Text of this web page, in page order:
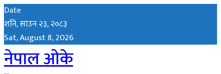
Date
शनि, साउन २३, २०८३
Sat, August 8, 2026
नेपाल ओके